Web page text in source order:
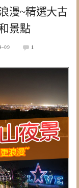
漫~精選大古
景點
09 1